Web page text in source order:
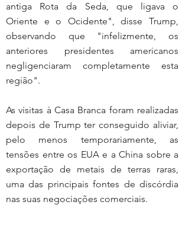
antiga Rota da Seda, que ligava o
Oriente e o Ocidente", disse Trump,
observando que "infelizmente, os
anteriores presidentes americanos
negligenciaram completamente esta
região".
As visitas à Casa Branca foram realizadas
depois de Trump ter conseguido aliviar,
pelo menos temporariamente, as
tensões entre os EUA e a China sobre a
exportação de metais de terras raras,
uma das principais fontes de discórdia
nas suas negociações comerciais.